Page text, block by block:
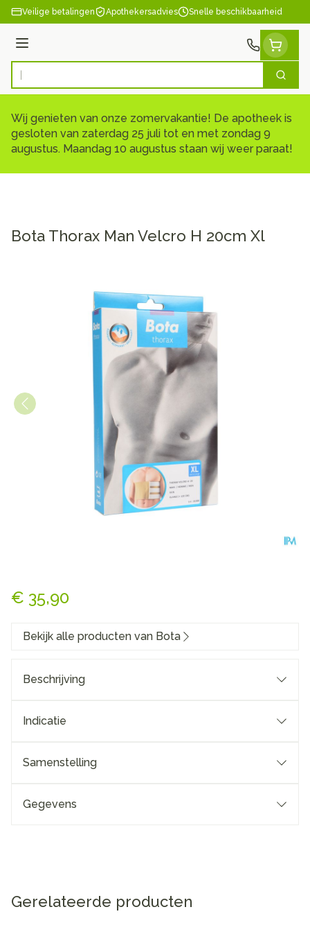
Ga naar de inhoud
Veilige betalingen Apothekersadvies Snelle beschikbaarheid
Menu
Product, merk, categorie... Zoek
Wij genieten van onze zomervakantie! De apotheek is
gesloten van zaterdag 25 juli tot en met zondag 9
augustus. Maandag 10 augustus staan wij weer paraat!
Bota Thorax Man Velcro H 20cm Xl
€ 35,90
Bekijk alle producten van Bota
Beschrijving
Indicatie
Samenstelling
Gegevens
Gerelateerde producten